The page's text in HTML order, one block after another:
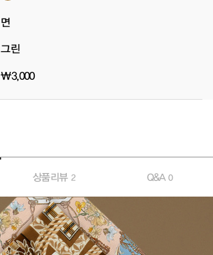
면
그린
₩3,000
상품리뷰 2 Q&A0